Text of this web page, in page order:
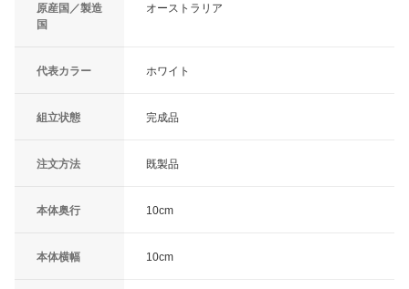
原産国／製造
国
オーストラリア
代表カラー ホワイト
組立状態 完成品
注文方法 既製品
本体奥行 10cm
本体横幅 10cm